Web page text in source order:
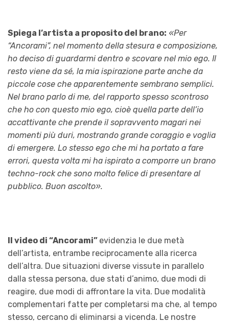
Spiega l’artista a proposito del brano: «Per
“Ancorami”, nel momento della stesura e composizione,
ho deciso di guardarmi dentro e scovare nel mio ego. Il
resto viene da sé, la mia ispirazione parte anche da
piccole cose che apparentemente sembrano semplici.
Nel brano parlo di me, del rapporto spesso scontroso
che ho con questo mio ego, cioè quella parte dell’io
accattivante che prende il sopravvento magari nei
momenti più duri, mostrando grande coraggio e voglia
di emergere. Lo stesso ego che mi ha portato a fare
errori, questa volta mi ha ispirato a comporre un brano
techno-rock che sono molto felice di presentare al
pubblico. Buon ascolto».
Il video di “Ancorami” evidenzia le due metà
dell’artista, entrambe reciprocamente alla ricerca
dell’altra. Due situazioni diverse vissute in parallelo
dalla stessa persona, due stati d’animo, due modi di
reagire, due modi di affrontare la vita. Due modalità
complementari fatte per completarsi ma che, al tempo
stesso, cercano di eliminarsi a vicenda. Le nostre